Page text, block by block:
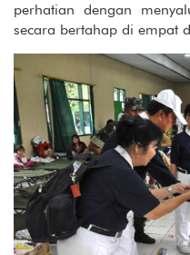
perhatian dengan
secara bertahap di empat